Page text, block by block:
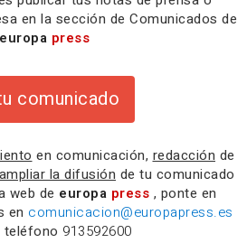
en la sección de Comunicados de
europa press
comunicado
en comunicación, redacción de
ampliar la difusión de tu comunicado
web de europa press , ponte en
en comunicacion@europapress.es
teléfono 913592600